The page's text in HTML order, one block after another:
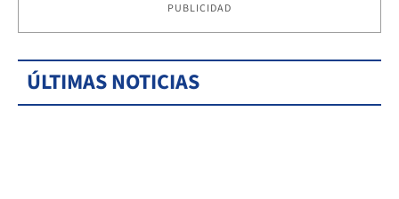
PUBLICIDAD
ÚLTIMAS NOTICIAS